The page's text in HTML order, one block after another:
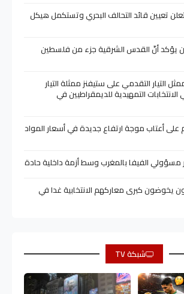
تعيين قائد التحالف البحري وتستكمل هيكل
يؤكد أنّ القدس الشرقية جزء من فلسطين
التيار التقدمي على ستيفنز ممثلة التيار
الانتخابات التمهيدية للديمقراطيين في
على أعتاب موجة ارتفاع جديدة في أسعار المواد
مسؤولي الفيفا بالمغرب وسط أزمة داخلية حادة
يخوضون كبرى معاركهم الانتخابية غدا في
شبكة TV